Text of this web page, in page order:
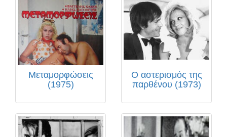
Μεταμορφώσεις
(1975)
Ο αστερισμός της
παρθένου (1973)